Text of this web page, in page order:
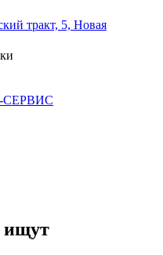
тракт, 5, Новая
СЕРВИС
ищут